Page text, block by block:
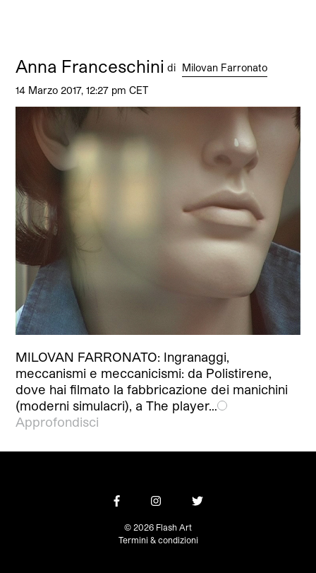
Anna Franceschini di Milovan Farronato
14 Marzo 2017, 12:27 pm CET
MILOVAN FARRONATO: Ingranaggi,
meccanismi e meccanicismi: da Polistirene,
dove hai filmato la fabbricazione dei manichini
(moderni simulacri), a The player…
Approfondisci
© 2026 Flash Art
Termini & condizioni